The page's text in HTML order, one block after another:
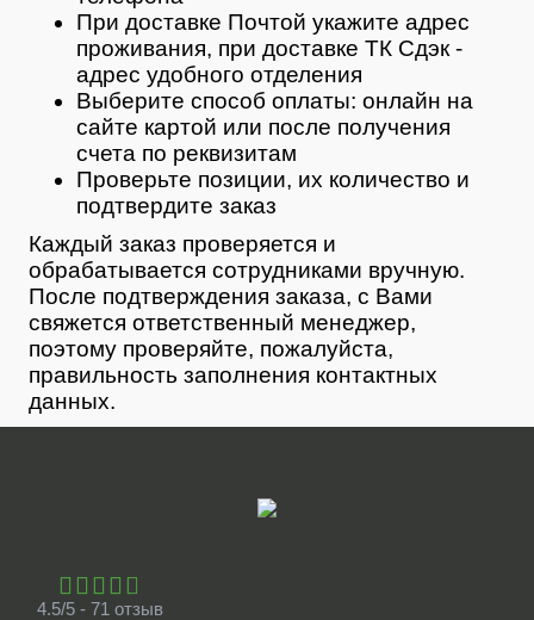
При доставке Почтой укажите адрес
проживания, при доставке ТК Сдэк -
адрес удобного отделения
Выберите способ оплаты: онлайн на
сайте картой или после получения
счета по реквизитам
Проверьте позиции, их количество и
подтвердите заказ
Каждый заказ проверяется и
обрабатывается сотрудниками вручную.
После подтверждения заказа, с Вами
свяжется ответственный менеджер,
поэтому проверяйте, пожалуйста,
правильность заполнения контактных
данных.
4.5/5 - 71 отзыв